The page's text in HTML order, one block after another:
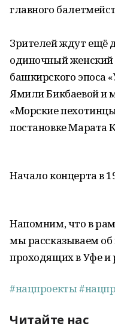
главного
Зрителей ждут ещё
одиночный
башкирского эпоса
Ямили Бикбаевой и
«Морские
постановке Марата
Начало концерта в
Напомним, что в
мы рассказываем
проходящих в Уфе и
#нацпроекты
Читайте нас